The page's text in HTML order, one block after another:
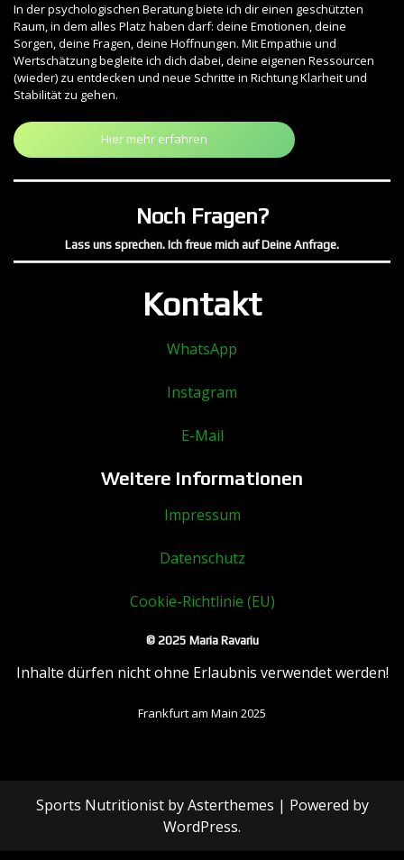
In der psychologischen Beratung biete ich dir einen geschützten
Raum, in dem alles Platz haben darf: deine Emotionen, deine
Sorgen, deine Fragen, deine Hoffnungen. Mit Empathie und
Wertschätzung begleite ich dich dabei, deine eigenen Ressourcen
(wieder) zu entdecken und neue Schritte in Richtung Klarheit und
Stabilität zu gehen.
Hier mehr erfahren
Noch Fragen?
Lass uns sprechen. Ich freue mich auf Deine Anfrage.
Kontakt
WhatsApp
Instagram
E-Mail
Weitere Informationen
Impressum
Datenschutz
Cookie-Richtlinie (EU)
© 2025 Maria Ravariu
Inhalte dürfen nicht ohne Erlaubnis verwendet werden!
Frankfurt am Main 2025
Sports NutritionistbyAsterthemes | Powered by
WordPress.